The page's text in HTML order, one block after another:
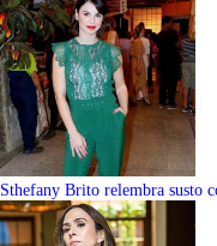
Sthefany Brito relembra susto